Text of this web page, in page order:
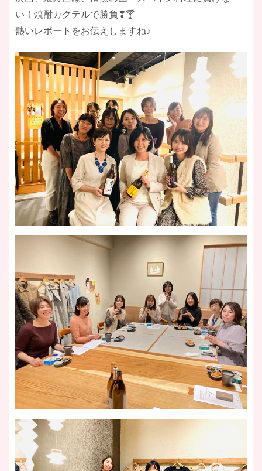
い！焼酎カクテルで勝負❣🍸
熱いレポートをお伝えしますね♪